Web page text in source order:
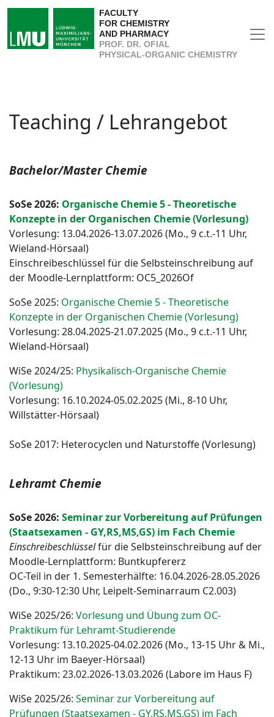
FACULTY
FOR CHEMISTRY
AND PHARMACY
PROF. DR. OFIAL
PHYSICAL-ORGANIC CHEMISTRY
Teaching / Lehrangebot
Bachelor/Master Chemie
SoSe 2026: Organische Chemie 5 - Theoretische
Konzepte in der Organischen Chemie (Vorlesung)
Vorlesung: 13.04.2026-13.07.2026 (Mo., 9 c.t.-11 Uhr,
Wieland-Hörsaal)
Einschreibeschlüssel für die Selbsteinschreibung auf
der Moodle-Lernplattform: OC5_2026Of
SoSe 2025: Organische Chemie 5 - Theoretische
Konzepte in der Organischen Chemie (Vorlesung)
Vorlesung: 28.04.2025-21.07.2025 (Mo., 9 c.t.-11 Uhr,
Wieland-Hörsaal)
WiSe 2024/25: Physikalisch-Organische Chemie
(Vorlesung)
Vorlesung: 16.10.2024-05.02.2025 (Mi., 8-10 Uhr,
Willstätter-Hörsaal)
SoSe 2017: Heterocyclen und Naturstoffe (Vorlesung)
Lehramt Chemie
SoSe 2026: Seminar zur Vorbereitung auf Prüfungen
(Staatsexamen - GY,RS,MS,GS) im Fach Chemie
Einschreibeschlüsselfür die Selbsteinschreibung auf der
Moodle-Lernplattform: Buntkupfererz
OC-Teil in der 1. Semesterhälfte: 16.04.2026-28.05.2026
(Do., 9:30-12:30 Uhr, Leipelt-Seminarraum C2.003)
WiSe 2025/26: Vorlesung und Übung zum OC-
Praktikum für Lehramt-Studierende
Vorlesung: 13.10.2025-04.02.2026 (Mo., 13-15 Uhr & Mi.,
12-13 Uhr im Baeyer-Hörsaal)
Praktikum: 23.02.2026-13.03.2026 (Labore im Haus F)
WiSe 2025/26: Seminar zur Vorbereitung auf
Prüfungen (Staatsexamen - GY,RS,MS,GS) im Fach